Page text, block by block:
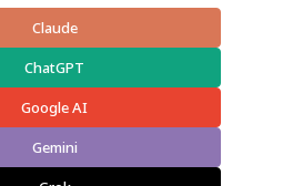
Claude
ChatGPT
Google AI
Gemini